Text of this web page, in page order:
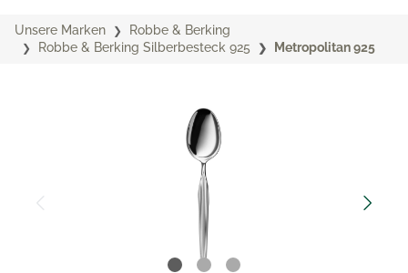
Unsere Marken
Robbe & Berking
Robbe & Berking Silberbesteck 925
Metropolitan 925